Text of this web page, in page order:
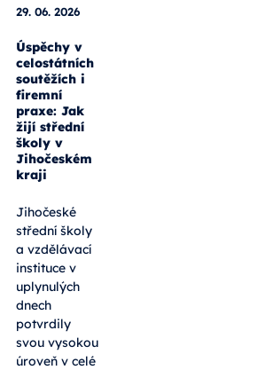
29. 06. 2026
Úspěchy v
celostátních
soutěžích i
firemní
praxe: Jak
žijí střední
školy v
Jihočeském
kraji
Jihočeské
střední školy
a vzdělávací
instituce v
uplynulých
dnech
potvrdily
svou vysokou
úroveň v celé